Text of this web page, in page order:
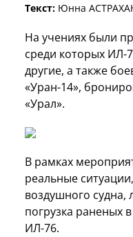
Текст: Юнна
На учениях были
среди которых ИЛ-
другие, а также
«Уран-14»,
«Урал».
В рамках
реальные
воздушного судна,
погрузка раненых
ИЛ-76.